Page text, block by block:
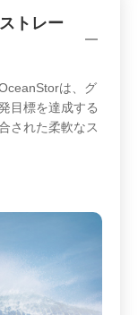
トレー
は、グ
目標を達成する
された柔軟なス